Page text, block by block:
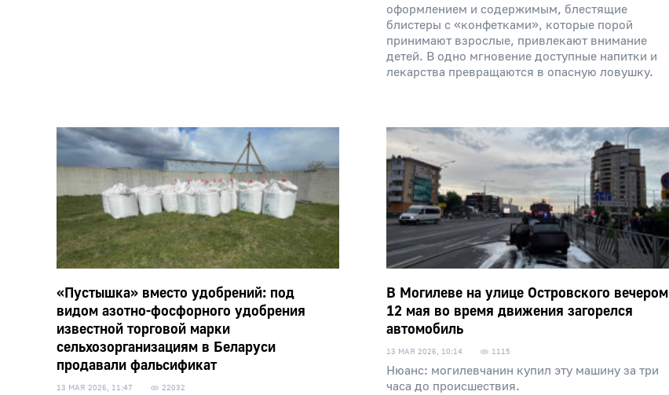
оформлением и содержимым, блестящие
блистеры с «конфетками», которые порой
принимают взрослые, привлекают внимание
детей. В одно мгновение доступные напитки и
лекарства превращаются в опасную ловушку.
«Пустышка» вместо удобрений: под
видом азотно-фосфорного удобрения
известной торговой марки
сельхозорганизациям в Беларуси
продавали фальсификат
13 МАЯ 2026, 11:47 22032
В Могилеве на улице Островского вечером
12 мая во время движения загорелся
автомобиль
13 МАЯ 2026, 10:14 1115
Нюанс: могилевчанин купил эту машину за три
часа до происшествия.